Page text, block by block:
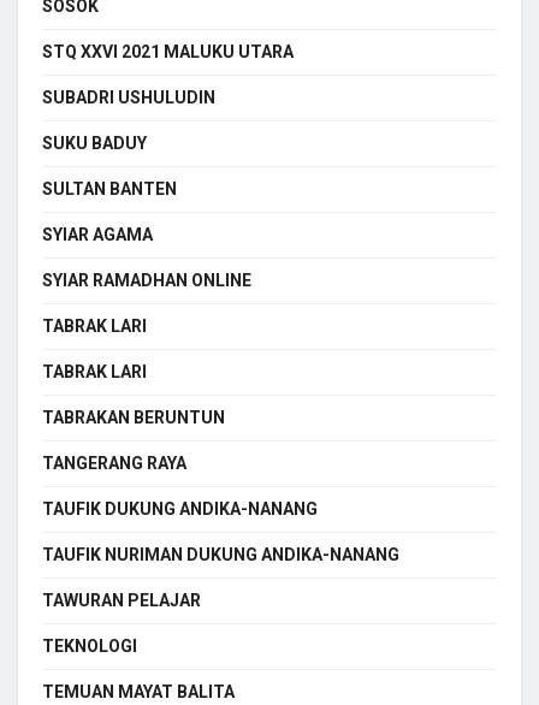
SOSOK
STQ XXVI 2021 MALUKU UTARA
SUBADRI USHULUDIN
SUKU BADUY
SULTAN BANTEN
SYIAR AGAMA
SYIAR RAMADHAN ONLINE
TABRAK LARI
TABRAK LARI
TABRAKAN BERUNTUN
TANGERANG RAYA
TAUFIK DUKUNG ANDIKA-NANANG
TAUFIK NURIMAN DUKUNG ANDIKA-NANANG
TAWURAN PELAJAR
TEKNOLOGI
TEMUAN MAYAT BALITA